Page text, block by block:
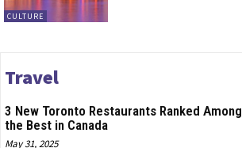
CULTURE
Travel
3 New Toronto Restaurants Ranked Among
the Best in Canada
May 31, 2025